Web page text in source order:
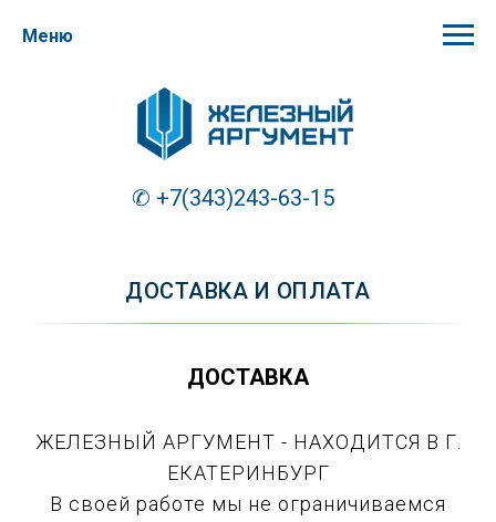
Меню
✆ +7(343)243-63-15
ДОСТАВКА И ОПЛАТА
ДОСТАВКА
ЖЕЛЕЗНЫЙ АРГУМЕНТ - НАХОДИТСЯ В Г.
ЕКАТЕРИНБУРГ
В своей работе мы не ограничиваемся